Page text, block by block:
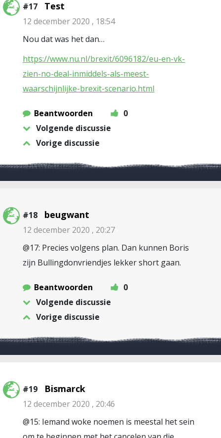
#17 Test
12 december 2020 , 18:54
Nou dat was het dan…
https://www.nu.nl/brexit/6096182/eu-en-vk-
zien-no-deal-inmiddels-als-meest-
waarschijnlijke-brexit-scenario.html
Beantwoorden
0
Volgende discussie
Vorige discussie
#18 beugwant
12 december 2020 , 20:27
@17: Precies volgens plan. Dan kunnen Boris
zijn Bullingdonvriendjes lekker short gaan.
Beantwoorden
0
Volgende discussie
Vorige discussie
#19 Bismarck
12 december 2020 , 20:46
@15: Iemand woke noemen is meestal het sein